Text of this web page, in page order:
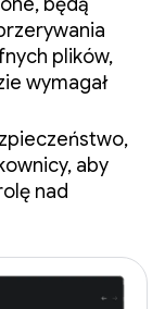
plików,
wymagał
aby
nad